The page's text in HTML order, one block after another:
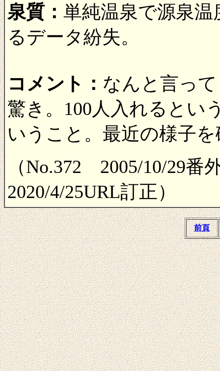
泉質： 単純温泉で源泉
るデータ紛失。
コメント： なんと言っ
驚き。100人入れるとい
いうこと。最近の様子
（No.372 2005/10/29番
2020/4/25URL訂正）
前頁